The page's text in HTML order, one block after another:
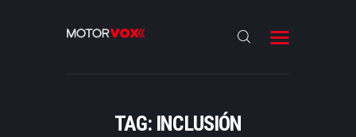
TAG: INCLUSIÓN